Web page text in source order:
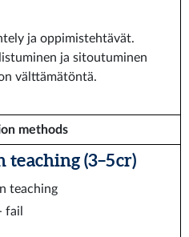
ja oppimistehtävät.
ja sitoutuminen
välttämätöntä.
methods
(3–5 cr)
teaching
fail